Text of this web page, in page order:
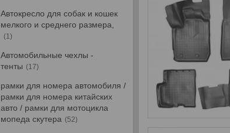
Автокресло для собак и кошек
мелкого и среднего размера,
1
Автомобильные чехлы -
тенты
17
рамки для номера автомобиля /
рамки для номера китайских
авто / рамки для мотоцикла
мопеда скутера
52